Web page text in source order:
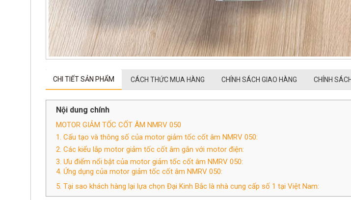
CHI TIẾT SẢN PHẨM CÁCH THỨC MUA HÀNG CHÍNH SÁCH GIAO HÀNG CHÍNH
Nội dung chính
MOTOR GIẢM TỐC CỐT ÂM NMRV 050
1. Cấu tạo và thông số của motor giảm tốc cốt âm NMRV 050:
2. Các kiểu lắp motor giảm tốc cốt âm gắn với motor điện:
3. Ưu điểm nổi bật của motor giảm tốc cốt âm NMRV 050:
4. Ứng dụng của motor giảm tốc cốt âm NMRV 050:
5. Tại sao khách hàng lại lựa chọn Đại Kinh Bắc là nhà cung cấp số 1 tại Việt Nam: